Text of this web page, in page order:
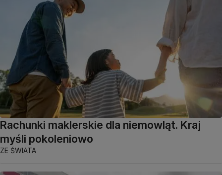
Rachunki maklerskie dla niemowląt. Kraj
myśli pokoleniowo
ZE ŚWIATA